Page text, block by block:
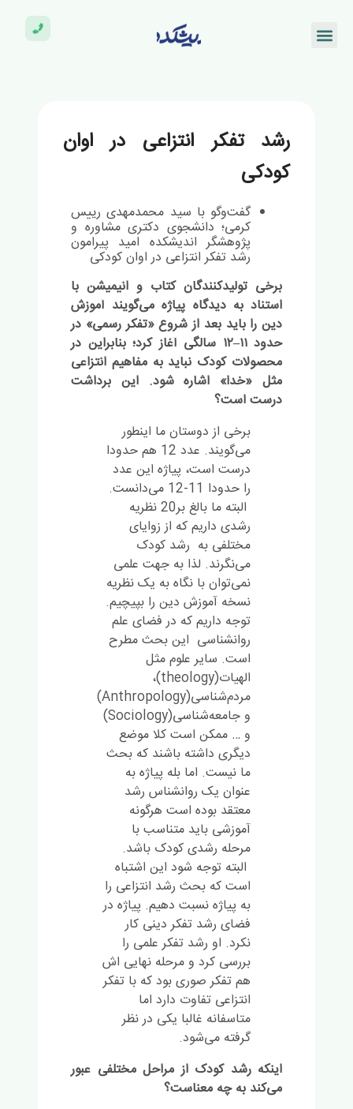
رشد تفکر انتزاعی در اوان
کودکی
گفت‌وگو با سید محمدمهدی رییس
کرمی؛ دانشجوی دکتری مشاوره و
پژوهشگر اندیشکده امید پیرامون
رشد تفکر انتزاعی در اوان کودکی
برخی تولیدکنندگان کتاب و انیمیشن با
استناد به دیدگاه پیاژه می‌گویند آموزش
دین را باید بعد از شروع «تفکر رسمی» در
حدود۱۱–۱۲ سالگی آغاز کرد؛ بنابراین در
محصولات کودک نباید به مفاهیم انتزاعی
مثل «خدا» اشاره شود. این برداشت
درست است؟
برخی از دوستان ما اینطور
می‌گویند. عدد 12 هم حدودا
درست است، پیاژه این عدد
را حدودا 11-12 می‌دانست.
البته ما بالغ بر20 نظریه
رشدی داریم که از زوایای
مختلفی به رشد کودک
می‌نگرند. لذا به جهت علمی
نمی‌توان با نگاه به یک نظریه
نسخه آموزش دین را بپیچیم.
توجه داریم که در فضای علم
روانشناسی این بحث مطرح
است. سایر علوم مثل
الهیات(theology)،
مردم‌شناسی(Anthropology)
و جامعه‌شناسی(Sociology)
و … ممکن است کلا موضع
دیگری داشته باشند که بحث
ما نیست. اما بله پیاژه به
عنوان یک روانشناس رشد
معتقد بوده است هرگونه
آموزشی باید متناسب با
مرحله رشدی کودک باشد.
البته توجه شود این اشتباه
است که بحث رشد انتزاعی را
به پیاژه نسبت دهیم. پیاژه در
فضای رشد تفکر دینی کار
نکرد. او رشد تفکر علمی را
بررسی کرد و مرحله نهایی اش
هم تفکر صوری بود که با تفکر
انتزاعی تفاوت دارد اما
متاسفانه غالبا یکی در نظر
گرفته می‌شود.
اینکه رشد کودک از مراحل مختلفی عبور
می‌کند به چه معناست؟